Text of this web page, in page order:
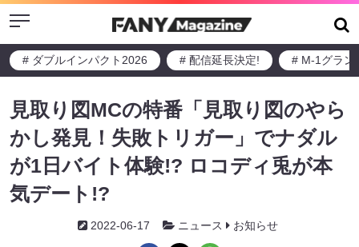
Menu
# ダブルインパクト2026 # 配信延長決定! # M-1グラン
見取り図MCの特番「見取り図のやら
かし発見！失敗トリガー」でナダル
が1日バイト体験!? ロコディ兎が本
気デート!?
2022-06-17 ニュース お知らせ